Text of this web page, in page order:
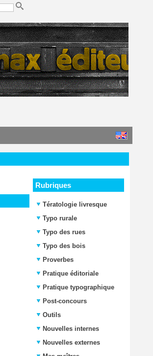
Rubriques
Tératologie livresque
Typo rurale
Typo des rues
Typo des bois
Proverbes
Pratique éditoriale
Pratique typographique
Post-concours
Outils
Nouvelles internes
Nouvelles externes